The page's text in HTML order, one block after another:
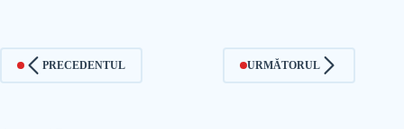
PRECEDENTUL URMĂTORUL